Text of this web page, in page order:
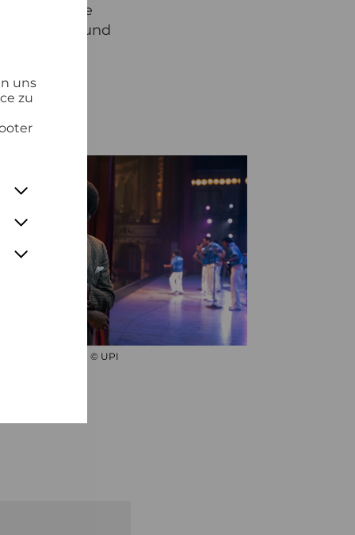
uns
zu
Neffe
Songs und
© UPI